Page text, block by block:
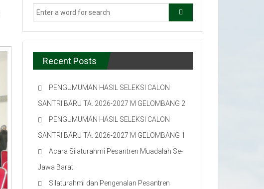
Recent Posts
PENGUMUMAN HASIL SELEKSI CALON
SANTRI BARU TA. 2026-2027 M GELOMBANG 2
PENGUMUMAN HASIL SELEKSI CALON
SANTRI BARU TA. 2026-2027 M GELOMBANG 1
Acara Silaturahmi Pesantren Muadalah Se-
Jawa Barat
Silaturahmi dan Pengenalan Pesantren